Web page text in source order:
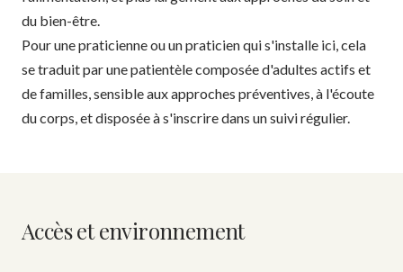
du bien-être.
Pour une praticienne ou un praticien qui s'installe ici, cela
se traduit par une patientèle composée d'adultes actifs et
de familles, sensible aux approches préventives, à l'écoute
du corps, et disposée à s'inscrire dans un suivi régulier.
Accès et environnement